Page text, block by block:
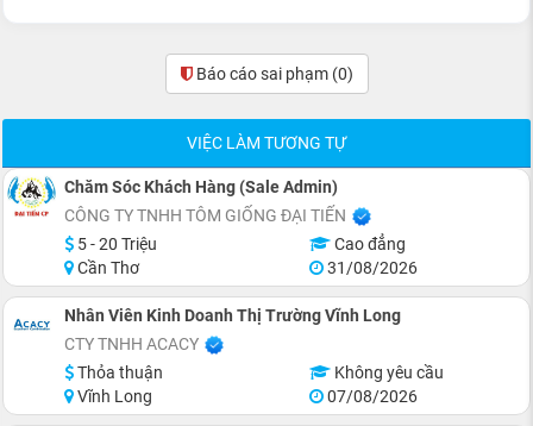
Báo cáo sai phạm (0)
VIỆC LÀM TƯƠNG TỰ
Chăm Sóc Khách Hàng (Sale Admin)
CÔNG TY TNHH TÔM GIỐNG ĐẠI TIẾN
5 - 20 Triệu
Cao đẳng
Cần Thơ
31/08/2026
Nhân Viên Kinh Doanh Thị Trường Vĩnh Long
CTY TNHH ACACY
Thỏa thuận
Không yêu cầu
Vĩnh Long
07/08/2026